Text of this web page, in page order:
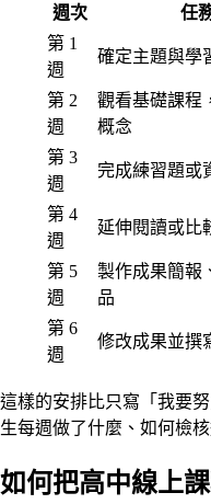
週次 任
第 1
週
確定主題與學
第 2
週
觀看基礎課程
概念
第 3
週
完成練習題或
第 4
週
延伸閱讀或比
第 5
週
製作成果簡報
品
第 6
週
修改成果並撰
這樣的安排比只寫「我要
生每週做了什麼、如何檢
如何把高中線上